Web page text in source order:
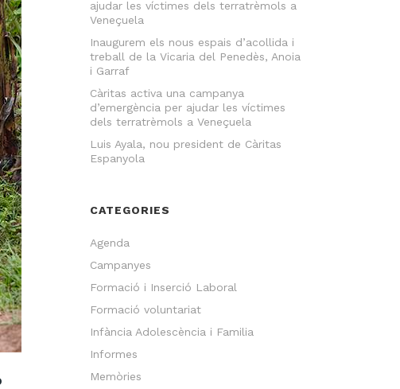
ajudar les víctimes dels terratrèmols a
Veneçuela
Inaugurem els nous espais d’acollida i
treball de la Vicaria del Penedès, Anoia
i Garraf
Càritas activa una campanya
d’emergència per ajudar les víctimes
dels terratrèmols a Veneçuela
Luis Ayala, nou president de Càritas
Espanyola
CATEGORIES
Agenda
Campanyes
Formació i Inserció Laboral
Formació voluntariat
Infància Adolescència i Familia
Informes
Memòries